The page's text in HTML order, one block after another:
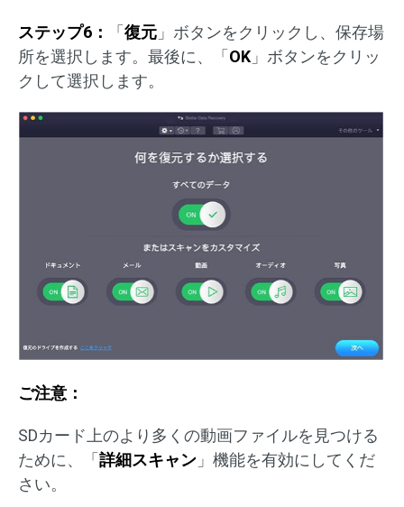
ステップ6： 「 復元 」ボタンをクリックし、保存場
所を選択します。最後に、「 OK 」ボタンをクリッ
クして選択します。
ご注意：
SDカード上のより多くの動画ファイルを見つける
ために、「詳細スキャン 」機能を有効にしてくだ
さい。